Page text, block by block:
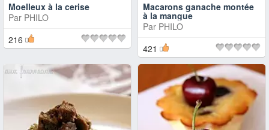
Moelleux à la cerise
Par PHILO
216
Macarons ganache montée
à la mangue
Par PHILO
421